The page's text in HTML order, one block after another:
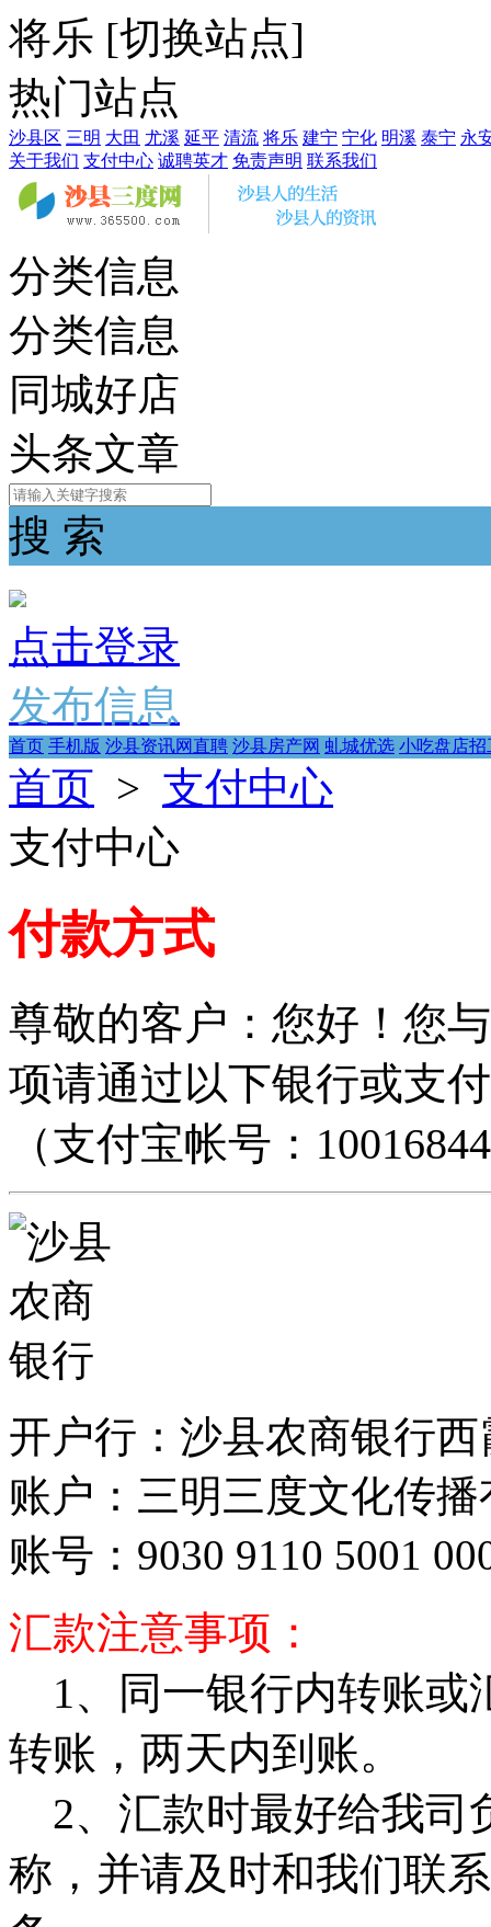
将乐 [切换站点]
热门站点
沙县区 三明 大田 尤溪 延平 清流 将乐 建宁 宁化 明溪 泰宁 永
关于我们 支付中心 诚聘英才 免责声明 联系我们
分类信息
分类信息
同城好店
头条文章
搜 索
点击登录
发布信息
首页 手机版 沙县资讯网直聘 沙县房产网 虬城优选 小吃盘店招
首页 > 支付中心
支付中心
付款方式
尊敬的客户：您好！您
项请通过以下银行或支
（支付宝帐号：
开户行：沙县农商银行西
账户：三明三度文化传
账号：9030 9110 5001
汇款注意事项：
1、同一银行内转账或
转账，两天内到账。
2、汇款时最好给我司
称，并请及时和我们联